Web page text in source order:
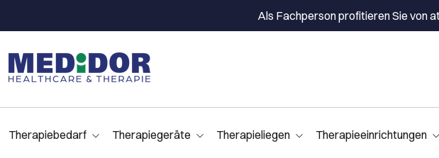
Als Fachperson profitieren Sie von
Therapiebedarf Therapiegeräte Therapieliegen Therapieeinrichtungen